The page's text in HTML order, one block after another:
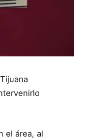
el área, al